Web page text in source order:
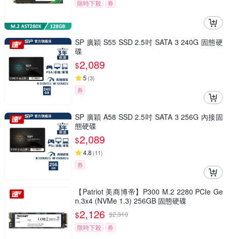
限時下殺
券
SP 廣穎 S55 SSD 2.5吋 SATA 3 240G 固態硬
碟
$2,089
5 (3)
券
SP 廣穎 A58 SSD 2.5吋 SATA 3 256G 內接固
態硬碟
$2,089
4.8 (11)
券
【Patriot 美商博帝】P300 M.2 2280 PCIe Ge
n.3x4 (NVMe 1.3) 256GB 固態硬碟
$2,126 $2,310
限時下殺
券